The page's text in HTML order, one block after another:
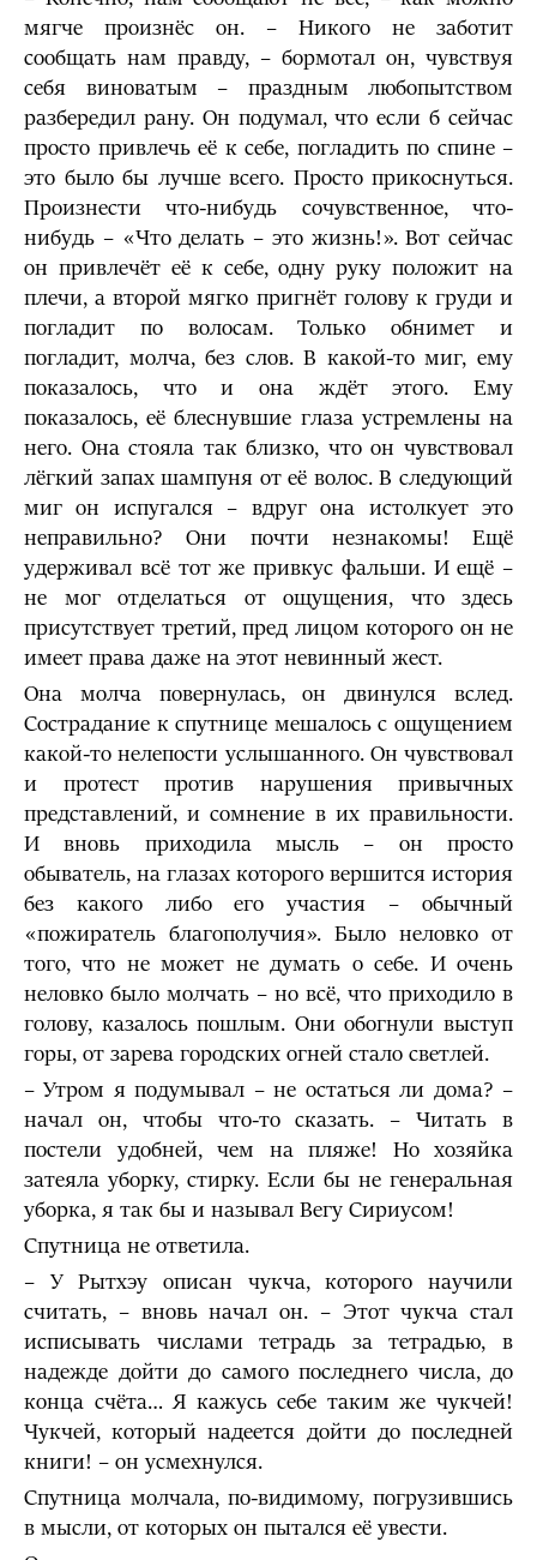
мягче произнёс он. – Никого не заботит
сообщать нам правду, – бормотал он, чувствуя
себя виноватым – праздным любопытством
разбередил рану. Он подумал, что если б сейчас
просто привлечь её к себе, погладить по спине –
это было бы лучше всего. Просто прикоснуться.
Произнести что-нибудь сочувственное, что-
нибудь – «Что делать – это жизнь!». Вот сейчас
он привлечёт её к себе, одну руку положит на
плечи, а второй мягко пригнёт голову к груди и
погладит по волосам. Только обнимет и
погладит, молча, без слов. В какой-то миг, ему
показалось, что и она ждёт этого. Ему
показалось, её блеснувшие глаза устремлены на
него. Она стояла так близко, что он чувствовал
лёгкий запах шампуня от её волос. В следующий
миг он испугался – вдруг она истолкует это
неправильно? Они почти незнакомы! Ещё
удерживал всё тот же привкус фальши. И ещё –
не мог отделаться от ощущения, что здесь
присутствует третий, пред лицом которого он не
имеет права даже на этот невинный жест.
Она молча повернулась, он двинулся вслед.
Сострадание к спутнице мешалось с ощущением
какой-то нелепости услышанного. Он чувствовал
и протест против нарушения привычных
представлений, и сомнение в их правильности.
И вновь приходила мысль – он просто
обыватель, на глазах которого вершится история
без какого либо его участия – обычный
«пожиратель благополучия». Было неловко от
того, что не может не думать о себе. И очень
неловко было молчать – но всё, что приходило в
голову, казалось пошлым. Они обогнули выступ
горы, от зарева городских огней стало светлей.
– Утром я подумывал – не остаться ли дома? –
начал он, чтобы что-то сказать. – Читать в
постели удобней, чем на пляже! Но хозяйка
затеяла уборку, стирку. Если бы не генеральная
уборка, я так бы и называл Вегу Сириусом!
Спутница не ответила.
– У Рытхэу описан чукча, которого научили
считать, – вновь начал он. – Этот чукча стал
исписывать числами тетрадь за тетрадью, в
надежде дойти до самого последнего числа, до
конца счёта… Я кажусь себе таким же чукчей!
Чукчей, который надеется дойти до последней
книги! – он усмехнулся.
Спутница молчала, по-видимому, погрузившись
в мысли, от которых он пытался её увести.